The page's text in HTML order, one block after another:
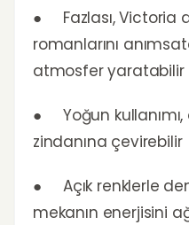
● Fazlası, Victoria
romanlarını
atmosfer yaratabilir
● Yoğun kullanımı,
zindanına çevirebilir
● Açık renklerle
mekanın enerjisini